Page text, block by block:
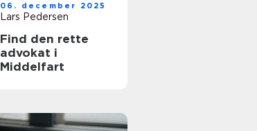
06. december 2025
Lars Pedersen
Find den rette
advokat i
Middelfart